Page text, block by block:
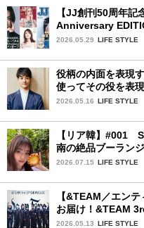
【JJ創刊50周年
Anniversary
2026.05.29 LIFE STYLE
役柄の内面を表現
使ってその役を表
vol.31 大塚 卓さん
2026.05.16 LIFE STYLE
【リア韓】#001
南の絶品ブーラン
2026.07.15 LIFE STYLE
【&TEAM／エン
お届け！&TEAM
詳細レポート【前編
2026.05.13 LIFE STYLE